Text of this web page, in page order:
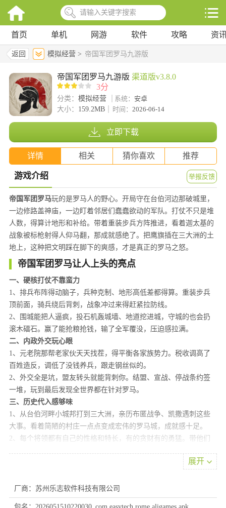
首页 单机 网游 软件 攻略 资
返回 模拟经营 > 帝国军团罗马九游版
帝国军团罗马九游版 渠道版v3.8.0
3分
分类： 模拟经营 系统： 安卓
大小： 159.2MB 时间： 2026-06-14
立即下载
详情 相关 猜你喜欢 推荐
游戏介绍 举报反馈
帝国军团罗马玩的是罗马人的野心。开局守在台伯河边那破城里，
一边修路盖神庙，一边盯着邻居们蠢蠢欲动的军队。打仗不只是堆
人数，得算计地形和补给。带着重装步兵方阵推进，看着迦太基的
战象被标枪射得人仰马翻，那成就感绝了。把鹰旗插在三大洲的土
地上，这种把文明踩在脚下的爽感，才是真正的罗马之怒。
帝国军团罗马让人上头的亮点
一、硬核打仗不靠蛮力
1、排兵布阵得动脑子，兵种克制、地形高低差都得算。重装步兵
顶前面，骑兵绕后背刺，战象冲过来得赶紧拉防线。
2、围城能把人逼疯，投石机轰城墙、地道挖进城，守城的也会扔
滚木礌石。赢了能抢粮抢钱，输了全军覆没，压迫感拉满。
二、内政外交玩心眼
1、元老院那帮老家伙天天找茬，得平衡各家族势力。税收调高了
百姓造反，调低了没钱养兵，跟走钢丝似的。
2、外交全是坑，盟友转头就能背刺你。结盟、宣战、停战条约签
一堆，玩到最后发现全世界都在针对罗马。
三、历史代入感够味
1、从台伯河畔小城邦打到三大洲，亲历布匿战争、凯撒遇刺这些
大事。看着简陋的村庄一点点变成宏伟的罗马城，成就感十足。
2、每个将领都有自己的性格和特长，有的贪财有的勇猛。带他们
1、攻击型装备
战争金矛 攻击24暴击15% 435章 军衔元帅
展开
厂商：苏州乐志软件科技有限公司